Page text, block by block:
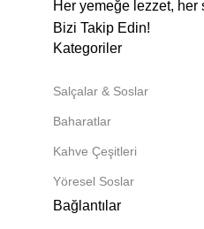
Her yemeğe lezzet, her
Bizi Takip Edin!
Kategoriler
Salçalar & Soslar
Baharatlar
Kahve Çeşitleri
Yöresel Soslar
Bağlantılar